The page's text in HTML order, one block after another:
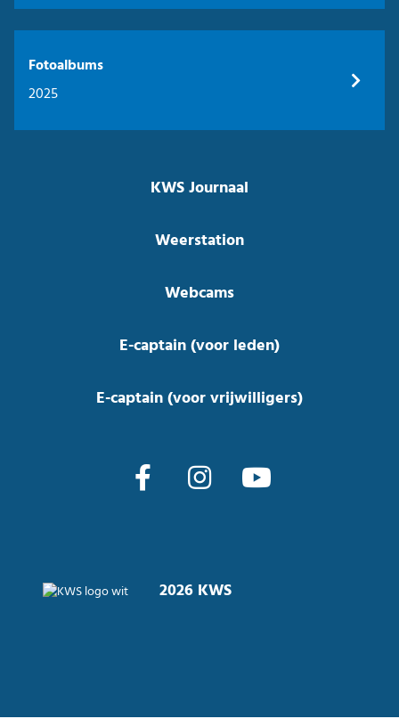
Fotoalbums
2025
KWS Journaal
Weerstation
Webcams
E-captain (voor leden)
E-captain (voor vrijwilligers)
2026 KWS